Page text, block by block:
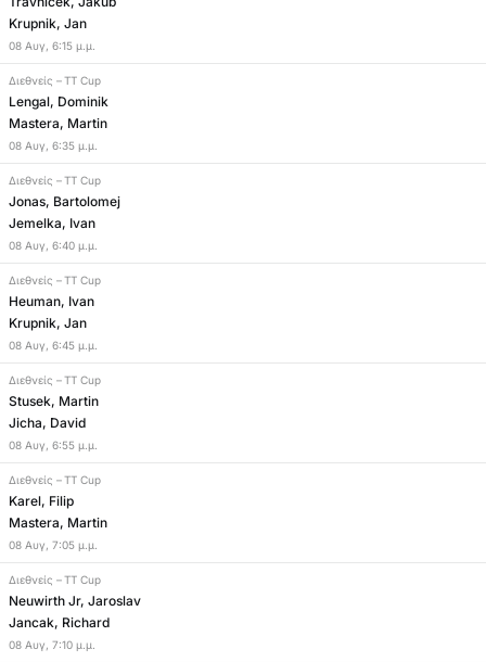
Krupnik, Jan
08 Αυγ, 6:15 μ.μ.
Διεθνείς – TT Cup
Lengal, Dominik
Mastera, Martin
08 Αυγ, 6:35 μ.μ.
Διεθνείς – TT Cup
Jonas, Bartolomej
Jemelka, Ivan
08 Αυγ, 6:40 μ.μ.
Διεθνείς – TT Cup
Heuman, Ivan
Krupnik, Jan
08 Αυγ, 6:45 μ.μ.
Διεθνείς – TT Cup
Stusek, Martin
Jicha, David
08 Αυγ, 6:55 μ.μ.
Διεθνείς – TT Cup
Karel, Filip
Mastera, Martin
08 Αυγ, 7:05 μ.μ.
Διεθνείς – TT Cup
Neuwirth Jr, Jaroslav
Jancak, Richard
08 Αυγ, 7:10 μ.μ.